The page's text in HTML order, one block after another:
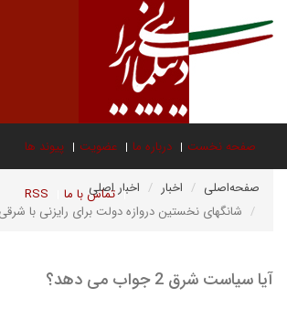
صفحه نخست درباره ما عضویت پیوند ها
تماس با ما RSS صفحه‌اصلی اخبار
اخبار اصلی
شانگهای نخستین دروازه دولت برای رایزنی با
آیا سیاست شرق 2 جواب می دهد؟